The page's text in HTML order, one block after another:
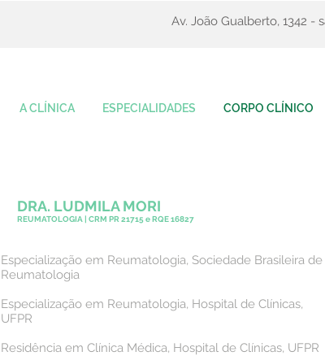
Av. João Gualberto, 1342 -
DRA. LUDMILA MORI
REUMATOLOGIA | CRM PR 21715 e RQE 16827
Especialização em Reumatologia, Sociedade Brasileira de
Reumatologia
Especialização em Reumatologia, Hospital de Clínicas,
UFPR
Residência em Clínica Médica, Hospital de Clínicas, UFPR
A CLÍNICA ESPECIALIDADES CORPO CLÍNICO